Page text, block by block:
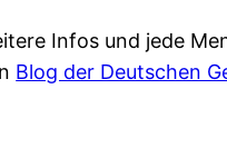
Infos und jede
Blog der Deutschen